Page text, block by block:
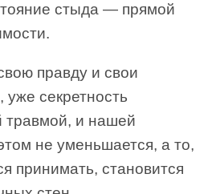
стыда — прямой
правду и свои
уже секретность
травмой, и нашей
не уменьшается, а то,
принимать, становится